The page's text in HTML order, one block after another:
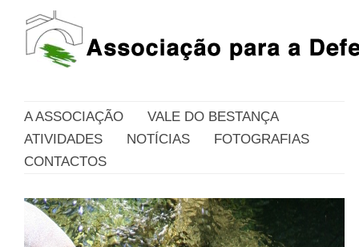
A ASSOCIAÇÃO
VALE DO BESTANÇA
ATIVIDADES
NOTÍCIAS
FOTOGRAFIAS
CONTACTOS